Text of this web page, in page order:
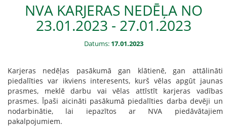
NVA KARJERAS NEDĒĻA NO
23.01.2023 - 27.01.2023
Datums: 17.01.2023
Karjeras nedēļas pasākumā gan klātienē, gan attālināti
piedalīties var ikviens interesents, kurš vēlas apgūt jaunas
prasmes, meklē darbu vai vēlas attīstīt karjeras vadības
prasmes. Īpaši aicināti pasākumā piedalīties darba devēji un
nodarbinātie, lai iepazītos ar NVA piedāvātajiem
pakalpojumiem.